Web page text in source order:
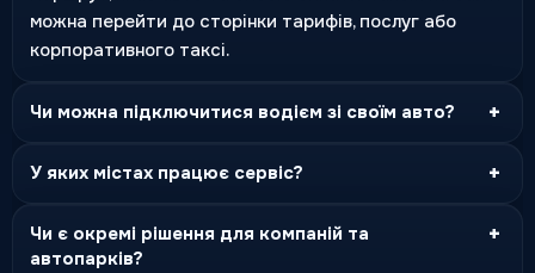
можна перейти до сторінки тарифів, послуг або
корпоративного таксі.
Чи можна підключитися водієм зі своїм авто? +
У яких містах працює сервіс? +
Чи є окремі рішення для компаній та
автопарків?
+